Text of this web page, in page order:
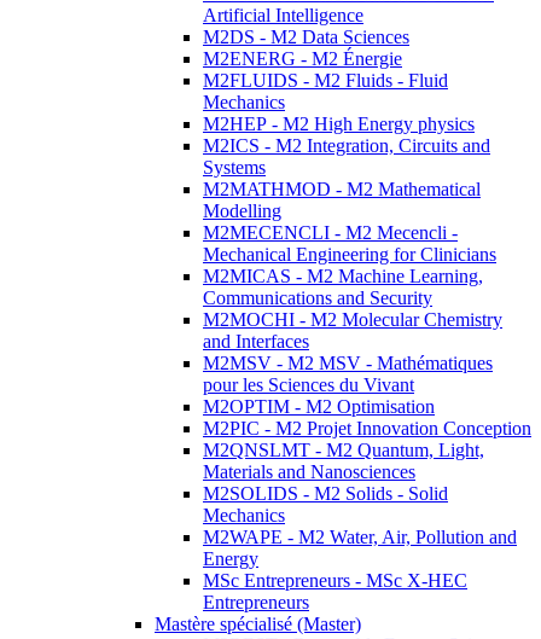
Artificial Intelligence
M2DS - M2 Data Sciences
M2ENERG - M2 Énergie
M2FLUIDS - M2 Fluids - Fluid
Mechanics
M2HEP - M2 High Energy physics
M2ICS - M2 Integration, Circuits and
Systems
M2MATHMOD - M2 Mathematical
Modelling
M2MECENCLI - M2 Mecencli -
Mechanical Engineering for Clinicians
M2MICAS - M2 Machine Learning,
Communications and Security
M2MOCHI - M2 Molecular Chemistry
and Interfaces
M2MSV - M2 MSV - Mathématiques
pour les Sciences du Vivant
M2OPTIM - M2 Optimisation
M2PIC - M2 Projet Innovation Conception
M2QNSLMT - M2 Quantum, Light,
Materials and Nanosciences
M2SOLIDS - M2 Solids - Solid
Mechanics
M2WAPE - M2 Water, Air, Pollution and
Energy
MSc Entrepreneurs - MSc X-HEC
Entrepreneurs
Mastère spécialisé (Master)